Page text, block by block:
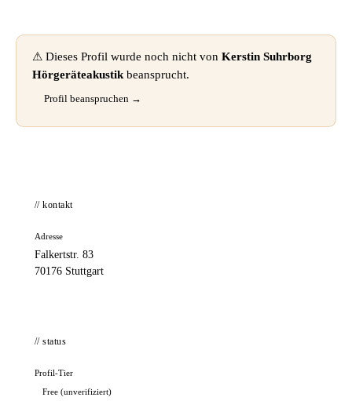
⚠ Dieses Profil wurde noch nicht von Kerstin Suhrborg
Hörgeräteakustik beansprucht.
Profil beanspruchen →
// kontakt
Adresse
Falkertstr. 83
70176 Stuttgart
// status
Profil-Tier
Free (unverifiziert)